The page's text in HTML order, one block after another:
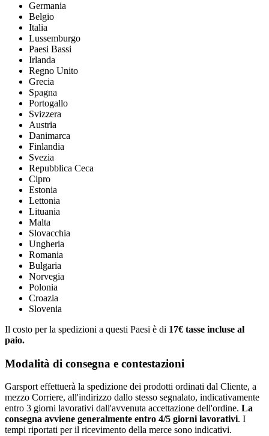
Germania
Belgio
Italia
Lussemburgo
Paesi Bassi
Irlanda
Regno Unito
Grecia
Spagna
Portogallo
Svizzera
Austria
Danimarca
Finlandia
Svezia
Repubblica Ceca
Cipro
Estonia
Lettonia
Lituania
Malta
Slovacchia
Ungheria
Romania
Bulgaria
Norvegia
Polonia
Croazia
Slovenia
Il costo per la spedizioni a questi Paesi è di 17€ tasse incluse al
paio.
Modalità di consegna e contestazioni
Garsport effettuerà la spedizione dei prodotti ordinati dal Cliente, a
mezzo Corriere, all'indirizzo dallo stesso segnalato, indicativamente
entro 3 giorni lavorativi dall'avvenuta accettazione dell'ordine. La
consegna avviene generalmente entro 4/5 giorni lavorativi. I
tempi riportati per il ricevimento della merce sono indicativi.